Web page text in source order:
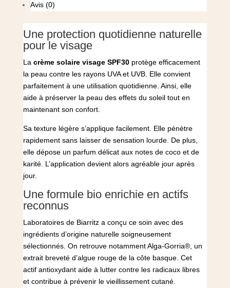
Avis (0)
Une protection quotidienne naturelle
pour le visage
La crème solaire visage SPF30protège efficacement
la peau contre les rayons UVA et UVB. Elle convient
parfaitement à une utilisation quotidienne. Ainsi, elle
aide à préserver la peau des effets du soleil tout en
maintenant son confort.
Sa texture légère s’applique facilement. Elle pénètre
rapidement sans laisser de sensation lourde. De plus,
elle dépose un parfum délicat aux notes de coco et de
karité. L’application devient alors agréable jour après
jour.
Une formule bio enrichie en actifs
reconnus
Laboratoires de Biarritza conçu ce soin avec des
ingrédients d’origine naturelle soigneusement
sélectionnés. On retrouve notamment Alga-Gorria®, un
extrait breveté d’algue rouge de la côte basque. Cet
actif antioxydant aide à lutter contre les radicaux libres
et contribue à prévenir le vieillissement cutané.